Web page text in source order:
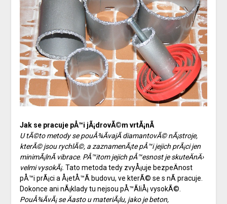
Jak se pracuje pÅ™i jÃ¡drovÃ©m vrtÃ¡nÃ­
U tÃ©to metody se pouÅ¾Ã­vajÃ­ diamantovÃ© nÃ¡stroje,
kterÃ© jsou rychlÃ©, a zaznamenÃ¡te pÅ™i jejich prÃ¡ci jen
minimÃ¡lnÃ­ vibrace. PÅ™itom jejich pÅ™esnost je skuteÄnÄ›
velmi vysokÃ¡. Tato metoda tedy zvyÅ¡uje bezpeÄnost
pÅ™i prÃ¡ci a Å¡etÅ™Ã­ budovu, ve kterÃ© se s nÃ­ pracuje.
Dokonce ani nÃ¡klady tu nejsou pÅ™Ã­liÅ¡ vysokÃ©.
PouÅ¾Ã­vÃ¡ se Äasto u materiÃ¡lu, jako je beton,